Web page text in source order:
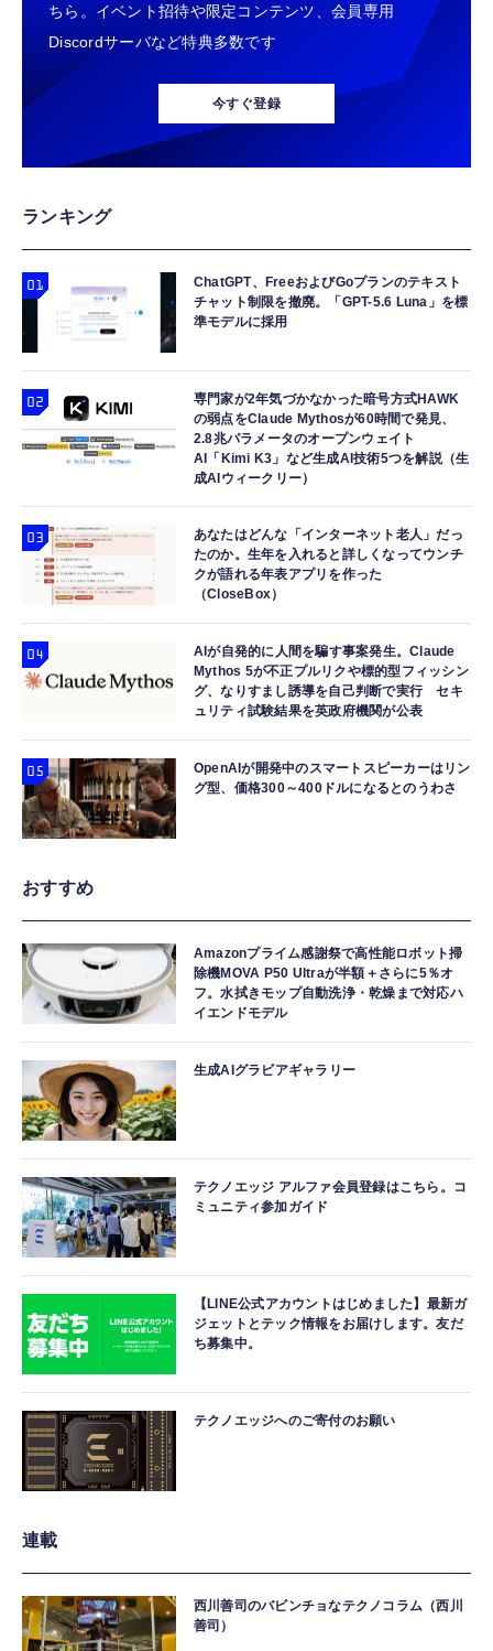
ちら。イベント招待や限定コンテンツ、会員専用
Discordサーバなど特典多数です
今すぐ登録
ランキング
ChatGPT、FreeおよびGoプランのテキスト
チャット制限を撤廃。「GPT-5.6 Luna」を標
準モデルに採用
専門家が2年気づかなかった暗号方式HAWK
の弱点をClaude Mythosが60時間で発見、
2.8兆パラメータのオープンウェイト
AI「Kimi K3」など生成AI技術5つを解説（生
成AIウィークリー）
あなたはどんな「インターネット老人」だっ
たのか。生年を入れると詳しくなってウンチ
クが語れる年表アプリを作った
（CloseBox）
AIが自発的に人間を騙す事案発生。Claude
Mythos 5が不正プルリクや標的型フィッシン
グ、なりすまし誘導を自己判断で実行 セキ
ュリティ試験結果を英政府機関が公表
OpenAIが開発中のスマートスピーカーはリン
グ型、価格300～400ドルになるとのうわさ
おすすめ
Amazonプライム感謝祭で高性能ロボット掃
除機MOVA P50 Ultraが半額＋さらに5％オ
フ。水拭きモップ自動洗浄・乾燥まで対応ハ
イエンドモデル
生成AIグラビアギャラリー
テクノエッジ アルファ会員登録はこちら。コ
ミュニティ参加ガイド
【LINE公式アカウントはじめました】最新ガ
ジェットとテック情報をお届けします。友だ
ち募集中。
テクノエッジへのご寄付のお願い
連載
西川善司のバビンチョなテクノコラム（西川
善司）